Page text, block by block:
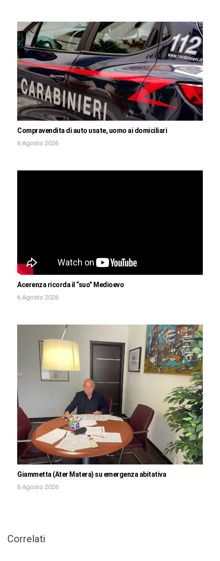
Compravendita di auto usate, uomo ai domiciliari
6 Agosto 2026
Acerenza ricorda il “suo” Medioevo
6 Agosto 2026
Giammetta (Ater Matera) su emergenza abitativa
6 Agosto 2026
Correlati